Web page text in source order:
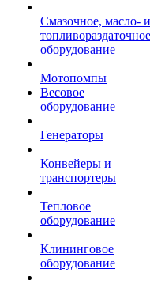
Смазочное, масло- и
топливораздаточное
оборудование
Мотопомпы
Весовое
оборудование
Генераторы
Конвейеры и
транспортеры
Тепловое
оборудование
Клининговое
оборудование